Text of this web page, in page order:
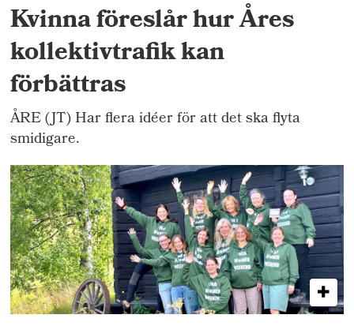
Kvinna föreslår hur Åres
kollektivtrafik kan
förbättras
ÅRE (JT) Har flera idéer för att det ska flyta
smidigare.